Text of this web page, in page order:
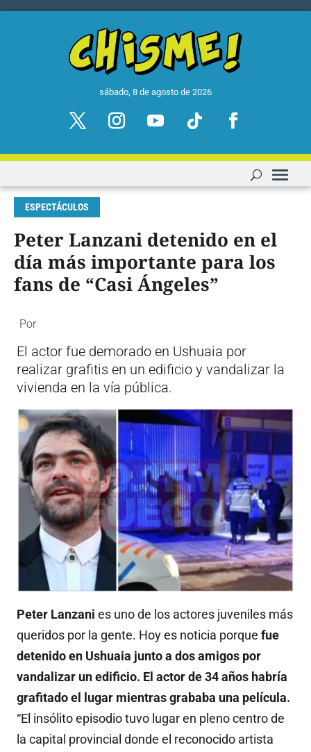
sábado, 8 de agosto de 2026
ESPECTÁCULOS
Peter Lanzani detenido en el
día más importante para los
fans de “Casi Ángeles”
Por
El actor fue demorado en Ushuaia por
realizar grafitis en un edificio y vandalizar la
vivienda en la vía pública.
Peter Lanzani es uno de los actores juveniles más
queridos por la gente. Hoy es noticia porque fue
detenido en Ushuaia junto a dos amigos por
vandalizar un edificio. El actor de 34 años habría
grafitado el lugar mientras grababa una película.
“El insólito episodio tuvo lugar en pleno centro de
la capital provincial donde el reconocido artista